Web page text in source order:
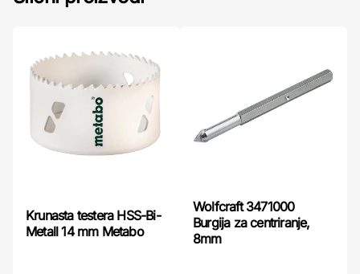
Krunasta testera HSS-Bi-
Metall 14 mm Metabo
Wolfcraft 3471000
Burgija za centriranje,
8mm